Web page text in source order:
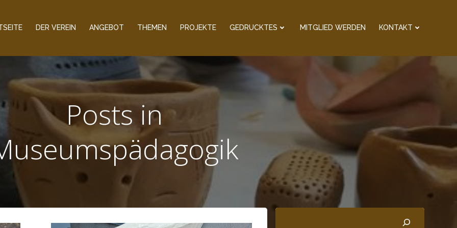
DER VEREIN ANGEBOT THEMEN PROJEKTE GEDRUCKTES MITGLIED WERDEN KONTAKT
Posts in
Suchen